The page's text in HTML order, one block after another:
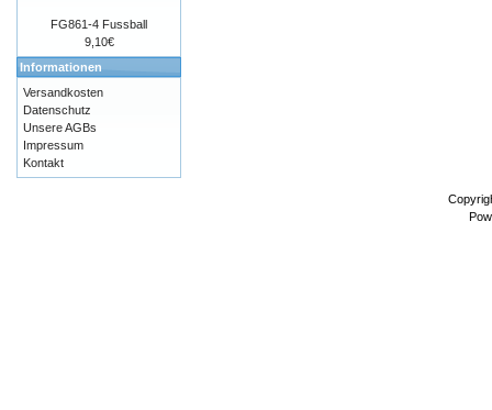
FG861-4 Fussball
9,10€
Informationen
Versandkosten
Datenschutz
Unsere AGBs
Impressum
Kontakt